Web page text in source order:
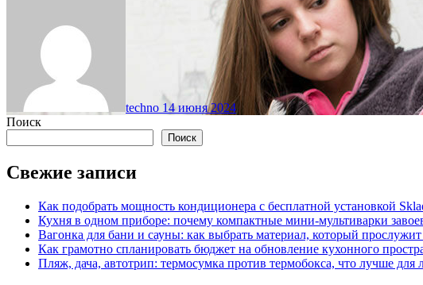
techno 14 июня 2024
Поиск
Поиск
Свежие записи
Как подобрать мощность кондиционера с бесплатной установкой
Кухня в одном приборе: почему компактные мини-мультиварки
Вагонка для бани и сауны: как выбрать материал, который прослужит
Как грамотно спланировать бюджет на обновление кухонного
Пляж, дача, автотрип: термосумка против термобокса, что лучше для